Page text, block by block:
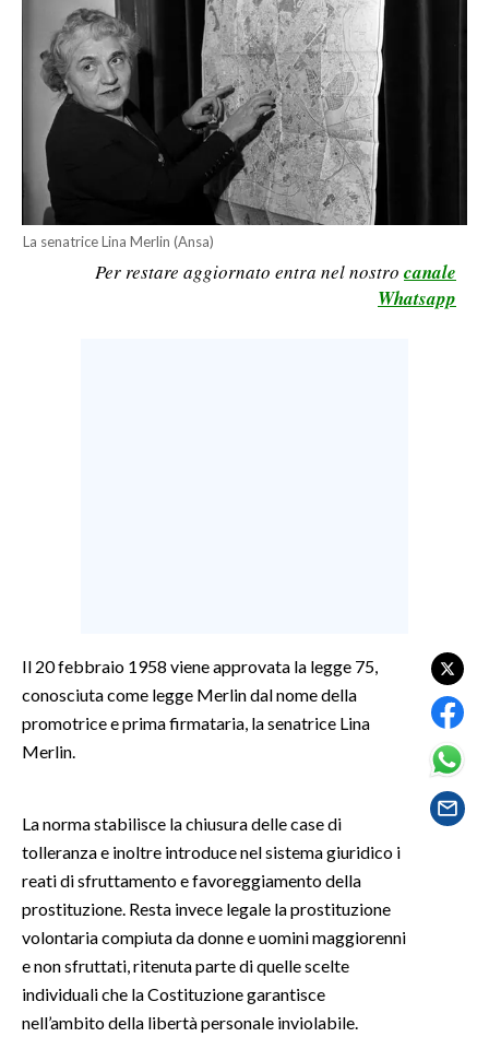
MONDO
POLITICA
ECONOMIA
SERVIZI ALLE IMPRESE
LAVORO
BANDI
GOSSIP
SARDI NEL MONDO
EVENTI
La senatrice Lina Merlin (Ansa)
Per restare aggiornato entra nel nostro canale
Whatsapp
Il 20 febbraio 1958 viene approvata la legge 75,
conosciuta come legge Merlin dal nome della
promotrice e prima firmataria, la senatrice Lina
Merlin.
La norma stabilisce la chiusura delle case di
tolleranza e inoltre introduce nel sistema giuridico i
reati di sfruttamento e favoreggiamento della
prostituzione. Resta invece legale la prostituzione
volontaria compiuta da donne e uomini maggiorenni
e non sfruttati, ritenuta parte di quelle scelte
individuali che la Costituzione garantisce
nell’ambito della libertà personale inviolabile.